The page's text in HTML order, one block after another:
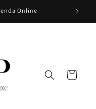
Online
Carrito